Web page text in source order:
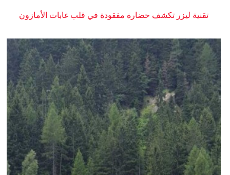
تقنية ليزر تكشف حضارة مفقودة في قلب غابات الأمازون